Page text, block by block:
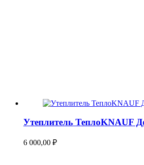
Утеплитель ТеплоKNAUF
6 000,00 ₽